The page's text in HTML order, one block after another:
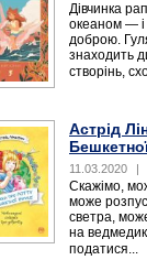
Дівчинка
океаном — і
доброю.
знаходить
створінь,
Астрід
11.03.2020 |
Скажімо,
може
светра,
на
податися...